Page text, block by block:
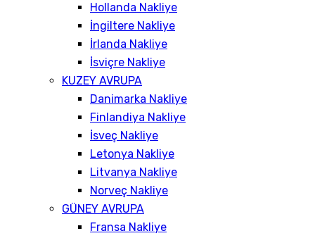
Hollanda Nakliye
İngiltere Nakliye
İrlanda Nakliye
İsviçre Nakliye
KUZEY AVRUPA
Danimarka Nakliye
Finlandiya Nakliye
İsveç Nakliye
Letonya Nakliye
Litvanya Nakliye
Norveç Nakliye
GÜNEY AVRUPA
Fransa Nakliye